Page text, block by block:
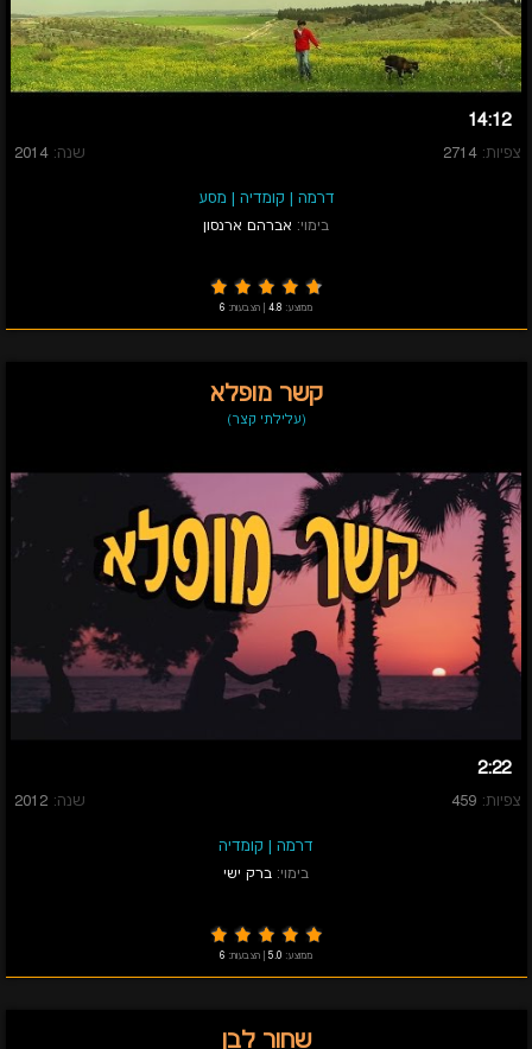
14:12
צפיות: 2714 שנה: 2014
דרמה | קומדיה | מסע
בימוי: אברהם ארנסון
ממוצע: 4.8 הצבעות: 6
קשר מופלא
(עלילתי קצר)
2:22
צפיות: 459 שנה: 2012
דרמה | קומדיה
בימוי: ברק ישי
ממוצע: 5.0 הצבעות: 6
שחור לבן